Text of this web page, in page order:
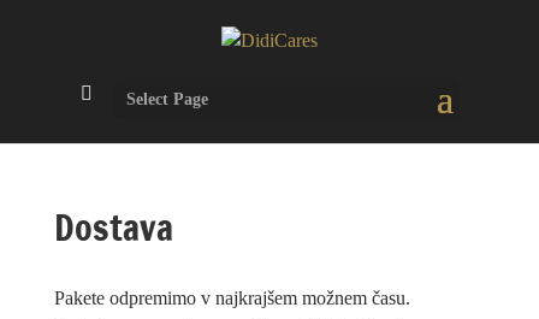
Select Page
Dostava
Pakete odpremimo v najkrajšem možnem času.